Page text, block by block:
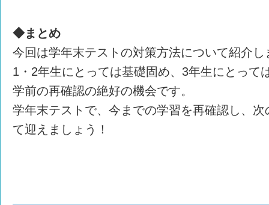
◆まとめ
今回は学年末テストの対策方法について紹介
1・2年生にとっては基礎固め、3年生にとって
学前の再確認の絶好の機会です。
学年末テストで、今までの学習を再確認し、
て迎えましょう！